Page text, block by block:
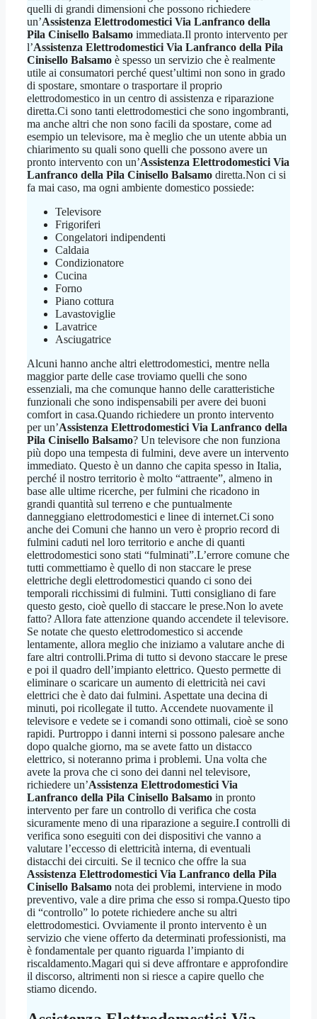
quelli di grandi dimensioni che possono richiedere
un’Assistenza Elettrodomestici Via Lanfranco della
Pila Cinisello Balsamo immediata.Il pronto intervento per
l’Assistenza Elettrodomestici Via Lanfranco della Pila
Cinisello Balsamo è spesso un servizio che è realmente
utile ai consumatori perché quest’ultimi non sono in grado
di spostare, smontare o trasportare il proprio
elettrodomestico in un centro di assistenza e riparazione
diretta.Ci sono tanti elettrodomestici che sono ingombranti,
ma anche altri che non sono facili da spostare, come ad
esempio un televisore, ma è meglio che un utente abbia un
chiarimento su quali sono quelli che possono avere un
pronto intervento con un’Assistenza Elettrodomestici Via
Lanfranco della Pila Cinisello Balsamo diretta.Non ci si
fa mai caso, ma ogni ambiente domestico possiede:
Televisore
Frigoriferi
Congelatori indipendenti
Caldaia
Condizionatore
Cucina
Forno
Piano cottura
Lavastoviglie
Lavatrice
Asciugatrice
Alcuni hanno anche altri elettrodomestici, mentre nella
maggior parte delle case troviamo quelli che sono
essenziali, ma che comunque hanno delle caratteristiche
funzionali che sono indispensabili per avere dei buoni
comfort in casa.Quando richiedere un pronto intervento
per un’Assistenza Elettrodomestici Via Lanfranco della
Pila Cinisello Balsamo? Un televisore che non funziona
più dopo una tempesta di fulmini, deve avere un intervento
immediato. Questo è un danno che capita spesso in Italia,
perché il nostro territorio è molto “attraente”, almeno in
base alle ultime ricerche, per fulmini che ricadono in
grandi quantità sul terreno e che puntualmente
danneggiano elettrodomestici e linee di internet.Ci sono
anche dei Comuni che hanno un vero è proprio record di
fulmini caduti nel loro territorio e anche di quanti
elettrodomestici sono stati “fulminati”.L’errore comune che
tutti commettiamo è quello di non staccare le prese
elettriche degli elettrodomestici quando ci sono dei
temporali ricchissimi di fulmini. Tutti consigliano di fare
questo gesto, cioè quello di staccare le prese.Non lo avete
fatto? Allora fate attenzione quando accendete il televisore.
Se notate che questo elettrodomestico si accende
lentamente, allora meglio che iniziamo a valutare anche di
fare altri controlli.Prima di tutto si devono staccare le prese
e poi il quadro dell’impianto elettrico. Questo permette di
eliminare o scaricare un aumento di elettricità nei cavi
elettrici che è dato dai fulmini. Aspettate una decina di
minuti, poi ricollegate il tutto. Accendete nuovamente il
televisore e vedete se i comandi sono ottimali, cioè se sono
rapidi. Purtroppo i danni interni si possono palesare anche
dopo qualche giorno, ma se avete fatto un distacco
elettrico, si noteranno prima i problemi. Una volta che
avete la prova che ci sono dei danni nel televisore,
richiedere un’Assistenza Elettrodomestici Via
Lanfranco della Pila Cinisello Balsamo in pronto
intervento per fare un controllo di verifica che costa
sicuramente meno di una riparazione a seguire.I controlli di
verifica sono eseguiti con dei dispositivi che vanno a
valutare l’eccesso di elettricità interna, di eventuali
distacchi dei circuiti. Se il tecnico che offre la sua
Assistenza Elettrodomestici Via Lanfranco della Pila
Cinisello Balsamo nota dei problemi, interviene in modo
preventivo, vale a dire prima che esso si rompa.Questo tipo
di “controllo” lo potete richiedere anche su altri
elettrodomestici. Ovviamente il pronto intervento è un
servizio che viene offerto da determinati professionisti, ma
è fondamentale per quanto riguarda l’impianto di
riscaldamento.Magari qui si deve affrontare e approfondire
il discorso, altrimenti non si riesce a capire quello che
stiamo dicendo.